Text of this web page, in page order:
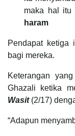
maka hal itu
haram
Pendapat ketiga
bagi mereka.
Keterangan
Ghazali ketika
Wasit(2/17)
“Adapun